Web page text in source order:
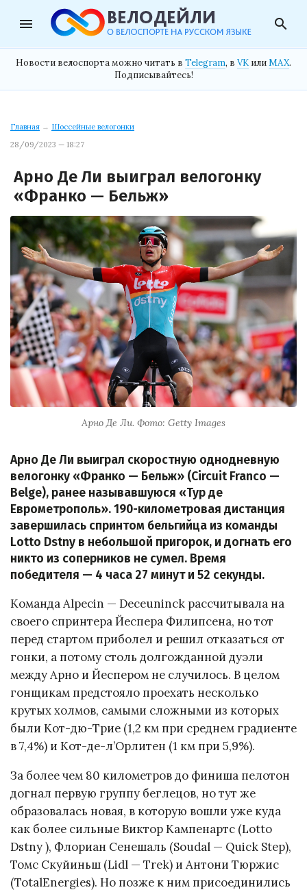
menu search
Новости велоспорта можно читать в Telegram, в VK илиMAX.
Подписывайтесь!
Главная → Шоссейные велогонки
28/09/2023 — 18:27
Арно Де Ли выиграл велогонку
«Франко — Бельж»
Арно Де Ли. Фото: Getty Images
Арно Де Ли выиграл скоростную однодневную
велогонку «Франко — Бельж» (Circuit Franco —
Belge), ранее называвшуюся «Тур де
Еврометрополь». 190-километровая дистанция
завершилась спринтом бельгийца из команды
Lotto Dstny в небольшой пригорок, и догнать его
никто из соперников не сумел. Время
победителя — 4 часа 27 минут и 52 секунды.
Команда Alpecin — Deceuninck рассчитывала на
своего спринтера Йеспера Филипсена, но тот
перед стартом приболел и решил отказаться от
гонки, а потому столь долгожданной дуэли
между Арно и Йеспером не случилось. В целом
гонщикам предстояло проехать несколько
крутых холмов, самыми сложными из которых
были Кот-дю-Трие (1,2 км при среднем градиенте
в 7,4%) и Кот-де-л’Орлитен (1 км при 5,9%).
За более чем 80 километров до финиша пелотон
догнал первую группу беглецов, но тут же
образовалась новая, в которую вошли уже куда
как более сильные Виктор Кампенартс (Lotto
Dstny ), Флориан Сенешаль (Soudal — Quick Step),
Томс Скуйиньш (Lidl — Trek) и Антони Тюржис
(TotalEnergies). Но позже к ним присоединились